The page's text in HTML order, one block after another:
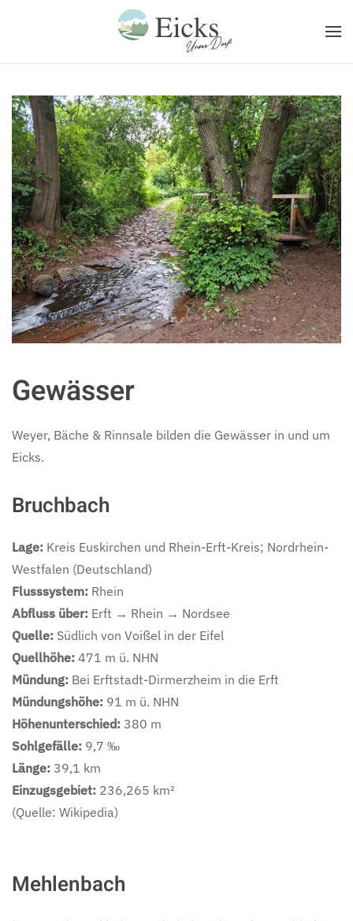
Zum Hauptinhalt springen
Gewässer
Weyer, Bäche & Rinnsale bilden die Gewässer in und um
Eicks.
Bruchbach
Lage: Kreis Euskirchen und Rhein-Erft-Kreis; Nordrhein-
Westfalen (Deutschland)
Flusssystem: Rhein
Abfluss über: Erft → Rhein → Nordsee
Quelle: Südlich von Voißel in der Eifel
Quellhöhe: 471 m ü. NHN
Mündung: Bei Erftstadt-Dirmerzheim in die Erft
Mündungshöhe: 91 m ü. NHN
Höhenunterschied: 380 m
Sohlgefälle: 9,7 ‰
Länge: 39,1 km
Einzugsgebiet: 236,265 km²
(Quelle: Wikipedia)
Mehlenbach